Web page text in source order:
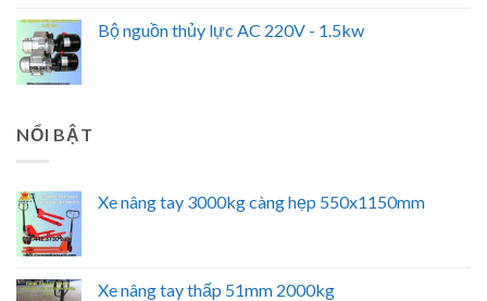
Bộ nguồn thủy lực AC 220V - 1.5kw
NỔI BẬT
Xe nâng tay 3000kg càng hẹp 550x1150mm
Xe nâng tay thấp 51mm 2000kg